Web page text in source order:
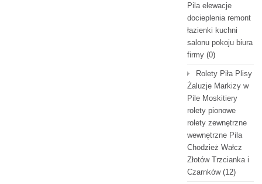
Pila elewacje
docieplenia remont
łazienki kuchni
salonu pokoju biura
firmy (0)
Rolety Piła Plisy
Żaluzje Markizy w
Pile Moskitiery
rolety pionowe
rolety zewnętrzne
wewnętrzne Pila
Chodzież Wałcz
Złotów Trzcianka i
Czarnków(12)